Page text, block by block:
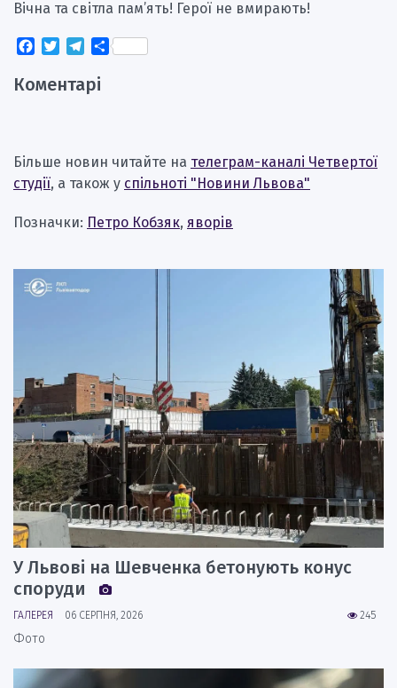
Вічна та світла пам’ять! Герої не вмирають!
Facebook
TwitterTelegram
Поділитися
Коментарі
Більше новин читайте на телеграм-каналі Четвертої
студії, а також у спільноті "Новини Львова"
Позначки: Петро Кобзяк, яворів
У Львові на Шевченка бетонують конус
споруди
245
ГАЛЕРЕЯ 06 СЕРПНЯ, 2026
Фото